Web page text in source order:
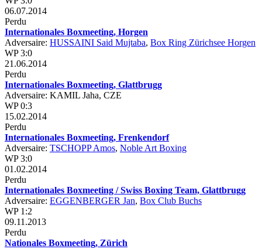
06.07.2014
Perdu
Internationales Boxmeeting, Horgen
Adversaire: HUSSAINI Said Mujtaba, Box Ring Zürichsee Horgen
WP 3:0
21.06.2014
Perdu
Internationales Boxmeeting, Glattbrugg
Adversaire: KAMIL Jaha, CZE
WP 0:3
15.02.2014
Perdu
Internationales Boxmeeting, Frenkendorf
Adversaire: TSCHOPP Amos, Noble Art Boxing
WP 3:0
01.02.2014
Perdu
Internationales Boxmeeting / Swiss Boxing Team, Glattbrugg
Adversaire: EGGENBERGER Jan, Box Club Buchs
WP 1:2
09.11.2013
Perdu
Nationales Boxmeeting, Zürich